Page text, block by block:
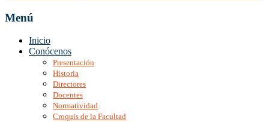
Menú
Inicio
Conócenos
Presentación
Historia
Directores
Docentes
Normatividad
Croquis de la Facultad